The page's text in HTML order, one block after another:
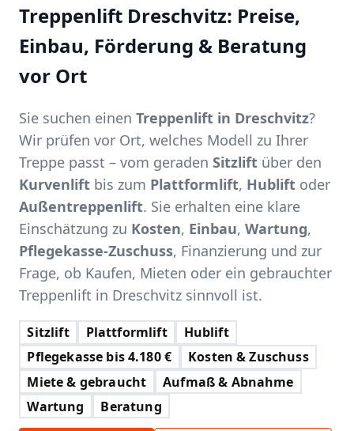
Treppenlift Dreschvitz: Preise,
Einbau, Förderung & Beratung
vor Ort
Sie suchen einen Treppenlift in Dreschvitz?
Wir prüfen vor Ort, welches Modell zu Ihrer
Treppe passt – vom geraden Sitzlift über den
Kurvenlift bis zum Plattformlift, Hublift oder
Außentreppenlift. Sie erhalten eine klare
Einschätzung zu Kosten, Einbau, Wartung,
Pflegekasse-Zuschuss, Finanzierung und zur
Frage, ob Kaufen, Mieten oder ein gebrauchter
Treppenlift in Dreschvitz sinnvoll ist.
Sitzlift Plattformlift
Hublift
Pflegekasse bis 4.180 €
Kosten & Zuschuss
Miete & gebraucht
Aufmaß & Abnahme
Wartung
Beratung